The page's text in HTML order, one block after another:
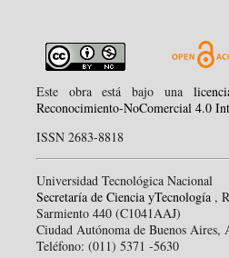
Este obra está bajo una
Reconocimiento-NoComercial 4.0
ISSN 2683-8818
Universidad Tecnológica Nacional
Secretaría de Ciencia yTecnología ,
Sarmiento 440 (C1041AAJ)
Ciudad Autónoma de Buenos Aires,
Teléfono: (011) 5371 -5630